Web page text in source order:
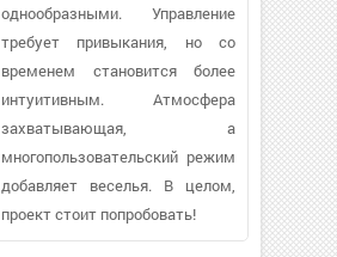
однообразными. Управление
требует привыкания, но со
временем становится более
интуитивным. Атмосфера
захватывающая, а
многопользовательский режим
добавляет веселья. В целом,
проект стоит попробовать!